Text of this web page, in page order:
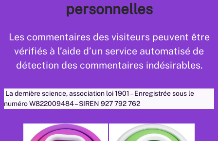
personnelles
Les commentaires des visiteurs peuvent être
vérifiés à l’aide d’un service automatisé de
détection des commentaires indésirables.
La dernière science, association loi 1901 – Enregistrée sous le
numéro W822009484 – SIREN 927 792 762